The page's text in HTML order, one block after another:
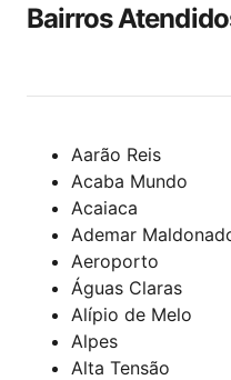
Bairros
Aarão Reis
Acaba Mundo
Acaiaca
Ademar
Aeroporto
Águas Claras
Alípio de Melo
Alpes
Alta Tensão